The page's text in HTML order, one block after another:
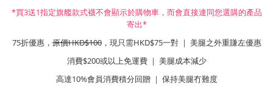
*買3送1指定旗艦款式襪不會顯示於購物車，而會直接連同您選購的產品
寄出*
75折優惠，原價HKD$100，現只需HKD$75一對 ｜ 美腿之外重賺左優惠
消費$200或以上免運費 ｜ 美腿成本減少
高達10%會員消費積分回贈 ｜ 保持美腿冇難度